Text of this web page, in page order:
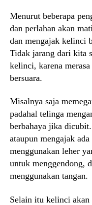
Menurut beberapa
dan perlahan akan
dan mengajak kelinci
Tidak jarang dari kita
kelinci, karena
bersuara.
Misalnya saja
padahal telinga
berbahaya jika
ataupun mengajak
menggunakan leher
untuk menggendong,
menggunakan tangan.
Selain itu kelinci